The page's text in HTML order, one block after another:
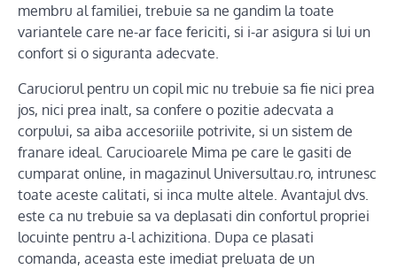
membru al familiei, trebuie sa ne gandim la toate
variantele care ne-ar face fericiti, si i-ar asigura si lui un
confort si o siguranta adecvate.
Caruciorul pentru un copil mic nu trebuie sa fie nici prea
jos, nici prea inalt, sa confere o pozitie adecvata a
corpului, sa aiba accesoriile potrivite, si un sistem de
franare ideal. Carucioarele Mima pe care le gasiti de
cumparat online, in magazinul Universultau.ro, intrunesc
toate aceste calitati, si inca multe altele. Avantajul dvs.
este ca nu trebuie sa va deplasati din confortul propriei
locuinte pentru a-l achizitiona. Dupa ce plasati
comanda, aceasta este imediat preluata de un